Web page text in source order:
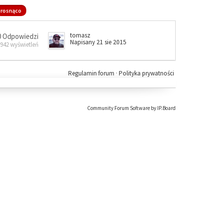
rosnąco
Odpowiedzi
wyświetleń
tomasz
Napisany 21 sie 2015
Polityka prywatności
Regulamin forum ·
Community Forum Software by IP.Board